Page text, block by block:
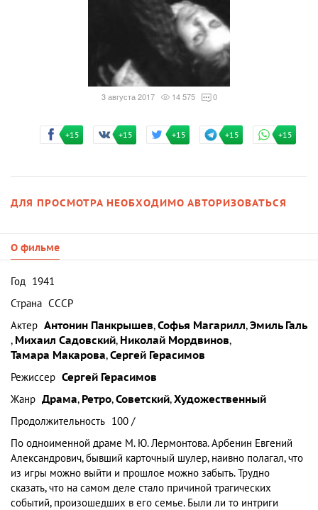
3 августа 2017 14 575 0
+15 +15 +15 +15 +15
ДЛЯ ПРОСМОТРА НЕОБХОДИМО АВТОРИЗОВАТЬСЯ
О фильме
Год 1941
Страна СССР
Актер Антонин Панкрышев,Софья Магарилл,Эмиль Галь
, Михаил Садовский, Николай Мордвинов,
Тамара Макарова,Сергей Герасимов
Режиссер Сергей Герасимов
Жанр Драма, Ретро,Советский,Художественный
Продолжительность 100 /
По одноименной драме М. Ю. Лермонтова. Арбенин Евгений
Александрович, бывший карточный шулер, наивно полагал, что
из игры можно выйти и прошлое можно забыть. Трудно
сказать, что на самом деле стало причиной трагических
событий, произошедших в его семье. Были ли то интриги